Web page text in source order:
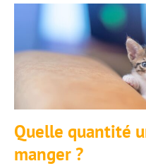
Quelle quantité
manger ?